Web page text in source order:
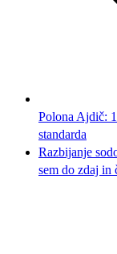
Polona Ajdič:
standarda
Razbijanje
sem do zdaj